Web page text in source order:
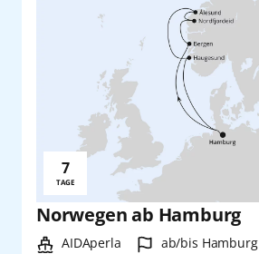
Norwegen ab Hamburg
Schiff:
AIDAperla Hafen:
ab/bis Hamburg
Reisedauer:
7
TAGE